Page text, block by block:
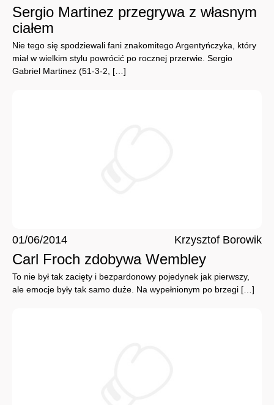
Sergio Martinez przegrywa z własnym
ciałem
Nie tego się spodziewali fani znakomitego Argentyńczyka, który
miał w wielkim stylu powrócić po rocznej przerwie. Sergio
Gabriel Martinez (51-3-2, […]
01/06/2014 Krzysztof Borowik
Carl Froch zdobywa Wembley
To nie był tak zacięty i bezpardonowy pojedynek jak pierwszy,
ale emocje były tak samo duże. Na wypełnionym po brzegi […]